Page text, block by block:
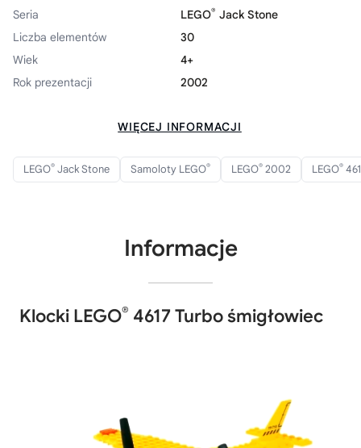
Seria
LEGO® Jack Stone
Liczba elementów
30
Wiek
4+
Rok prezentacji
2002
WIĘCEJ INFORMACJI
LEGO® Jack Stone Samoloty LEGO® LEGO® 2002 LEGO®
Informacje
Klocki LEGO® 4617 Turbo śmigłowiec